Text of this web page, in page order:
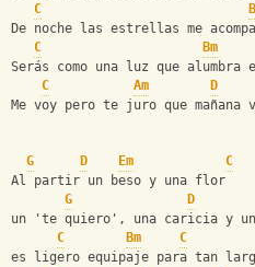
C
De noche las estrellas me
C
Bm
Serás como una luz que alumbra
C
Am
D
Me voy pero te juro que mañana
G D Em
C
Al partir un beso y una flor
G
D
un 'te quiero', una caricia y
C
Bm C
es ligero equipaje para tan